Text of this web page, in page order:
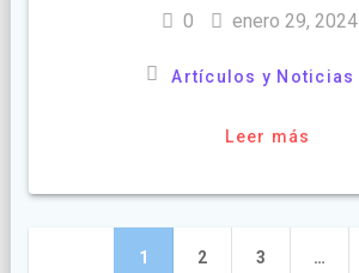
0 enero 29, 2024
Artículos y Noticias
Leer más
Navegación
Página
1 Página
2 Página
3 …